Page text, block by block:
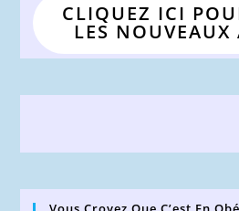
CLIQUEZ ICI
LES NOUVEAUX